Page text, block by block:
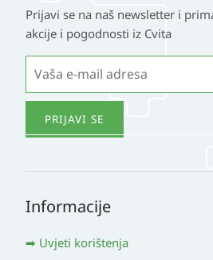
Prijavi se na naš newsletter i
akcije i pogodnosti iz Cvita
Informacije
Uvjeti korištenja